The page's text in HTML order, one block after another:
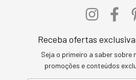
Receba ofertas
Seja o primeiro a saber sobre
promoções e conteúdos